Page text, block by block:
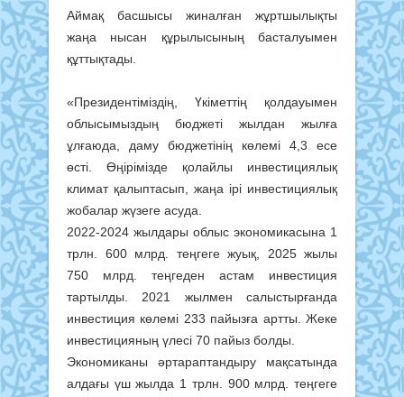
Аймақ басшысы жиналған жұртшылықты
жаңа нысан құрылысының басталуымен
құттықтады.
«Президентіміздің, Үкіметтің қолдауымен
облысымыздың бюджеті жылдан жылға
ұлғаюда, даму бюджетінің көлемі 4,3 есе
өсті. Өңірімізде қолайлы инвестициялық
климат қалыптасып, жаңа ірі инвестициялық
жобалар жүзеге асуда.
2022-2024 жылдары облыс экономикасына 1
трлн. 600 млрд. теңгеге жуық, 2025 жылы
750 млрд. теңгеден астам инвестиция
тартылды. 2021 жылмен салыстырғанда
инвестиция көлемі 233 пайызға артты. Жеке
инвестицияның үлесі 70 пайыз болды.
Экономиканы әртараптандыру мақсатында
алдағы үш жылда 1 трлн. 900 млрд. теңгеге